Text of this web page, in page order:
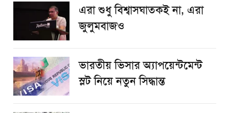
এরা শুধু বিশ্বাসঘাতকই না, এরা
জুলুমবাজও
ভারতীয় ভিসার অ্যাপয়েন্টমেন্ট
স্লট নিয়ে নতুন সিদ্ধান্ত